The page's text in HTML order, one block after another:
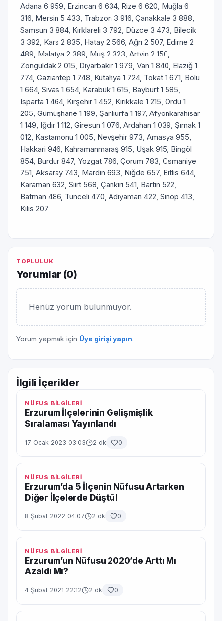
Adana 6 959, Erzincan 6 634, Rize 6 620, Muğla 6
316, Mersin 5 433, Trabzon 3 916, Çanakkale 3 888,
Samsun 3 884, Kırklareli 3 792, Düzce 3 473, Bilecik
3 392, Kars 2 835, Hatay 2 566, Ağrı 2 507, Edirne 2
489, Malatya 2 389, Muş 2 323, Artvin 2 150,
Zonguldak 2 015, Diyarbakır 1 979, Van 1 840, Elazığ 1
774, Gaziantep 1 748, Kütahya 1 724, Tokat 1 671, Bolu
1 664, Sivas 1 654, Karabük 1 615, Bayburt 1 585,
Isparta 1 464, Kırşehir 1 452, Kırıkkale 1 215, Ordu 1
205, Gümüşhane 1 199, Şanlıurfa 1 197, Afyonkarahisar
1 149, Iğdır 1 112, Giresun 1 076, Ardahan 1 039, Şırnak 1
012, Kastamonu 1 005, Nevşehir 973, Amasya 955,
Hakkari 946, Kahramanmaraş 915, Uşak 915, Bingöl
854, Burdur 847, Yozgat 786, Çorum 783, Osmaniye
751, Aksaray 743, Mardin 693, Niğde 657, Bitlis 644,
Karaman 632, Siirt 568, Çankırı 541, Bartın 522,
Batman 486, Tunceli 470, Adıyaman 422, Sinop 413,
Kilis 207
TOPLULUK
Yorumlar (0)
Henüz yorum bulunmuyor.
Yorum yapmak için Üye girişi yapın.
İlgili İçerikler
NÜFUS BİLGİLERİ
Erzurum İlçelerinin Gelişmişlik
Sıralaması Yayınlandı
17 Ocak 2023 03:03 2 dk 0
NÜFUS BİLGİLERİ
Erzurum’da 5 İlçenin Nüfusu Artarken
Diğer İlçelerde Düştü!
8 Şubat 2022 04:07 2 dk 0
NÜFUS BİLGİLERİ
Erzurum’un Nüfusu 2020’de Arttı Mı
Azaldı Mı?
4 Şubat 2021 22:12 2 dk 0